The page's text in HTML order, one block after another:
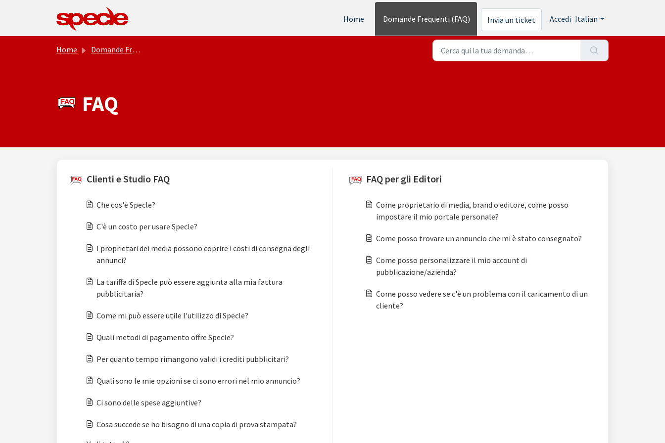
Salta al contenuto principale
Home
Domande Frequenti (FAQ) Invia un ticket Accedi Italian
Home Domande Frequenti (FAQ)
FAQ
Clienti e Studio FAQ
Che cos'è Specle?
C'è un costo per usare Specle?
I proprietari dei media possono coprire i costi di consegna degli
annunci?
La tariffa di Specle può essere aggiunta alla mia fattura
pubblicitaria?
Come mi può essere utile l'utilizzo di Specle?
Quali metodi di pagamento offre Specle?
Per quanto tempo rimangono validi i crediti pubblicitari?
Quali sono le mie opzioni se ci sono errori nel mio annuncio?
Ci sono delle spese aggiuntive?
Cosa succede se ho bisogno di una copia di prova stampata?
FAQ per gli Editori
Come proprietario di media, brand o editore, come posso
impostare il mio portale personale?
Come posso trovare un annuncio che mi è stato consegnato?
Come posso personalizzare il mio account di
pubblicazione/azienda?
Come posso vedere se c'è un problema con il caricamento di un
cliente?